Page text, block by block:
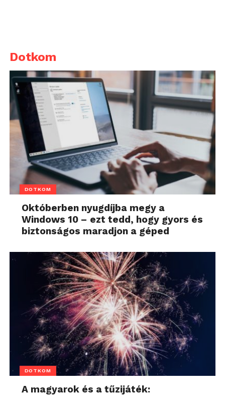
Dotkom
DOTKOM
Októberben nyugdíjba megy a
Windows 10 – ezt tedd, hogy gyors és
biztonságos maradjon a géped
DOTKOM
A magyarok és a tűzijáték: